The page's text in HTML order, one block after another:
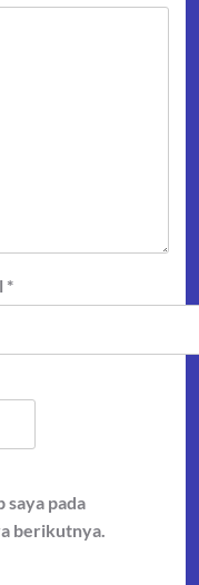
*
saya pada
berikutnya.